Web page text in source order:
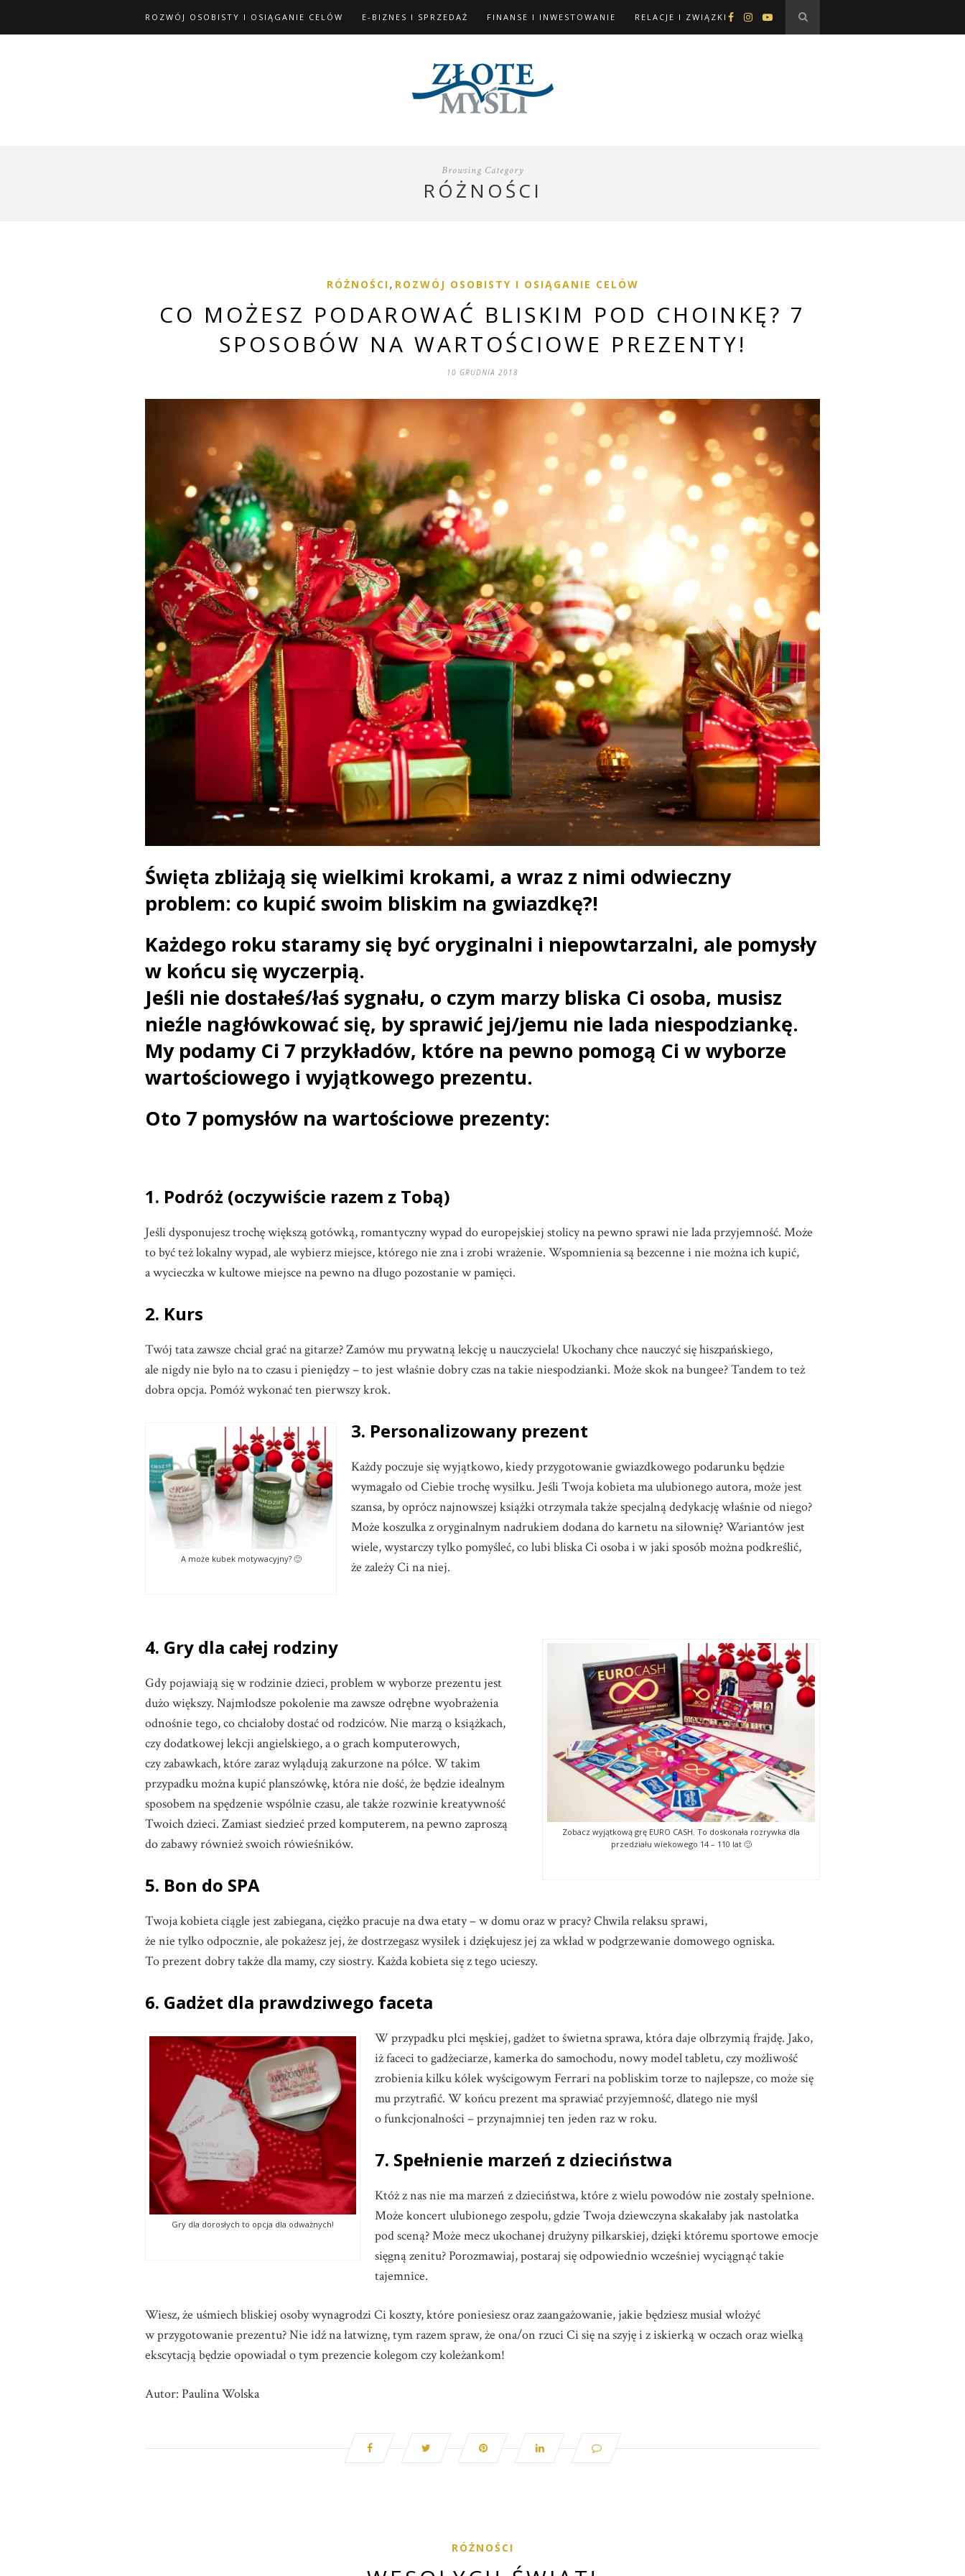
ROZWÓJ OSOBISTY I OSIĄGANIE CELÓW E-BIZNES I SPRZEDAŻ FINANSE I INWESTOWANIE RELACJE I ZWIĄZKI
Browsing Category
RÓŻNOŚCI
RÓŻNOŚCI, ROZWÓJ OSOBISTY I OSIĄGANIE CELÓW
CO MOŻESZ PODAROWAĆ BLISKIM POD CHOINKĘ? 7
SPOSOBÓW NA WARTOŚCIOWE PREZENTY!
10 GRUDNIA 2018
Święta zbliżają się wielkimi krokami, a wraz z nimi odwieczny
problem: co kupić swoim bliskim na gwiazdkę?!
Każdego roku staramy się być oryginalni i niepowtarzalni, ale pomysły
w końcu się wyczerpią.
Jeśli nie dostałeś/łaś sygnału, o czym marzy bliska Ci osoba, musisz
nieźle nagłówkować się, by sprawić jej/jemu nie lada niespodziankę.
My podamy Ci 7 przykładów, które na pewno pomogą Ci w wyborze
wartościowego i wyjątkowego prezentu.
Oto 7 pomysłów na wartościowe prezenty:
1. Podróż (oczywiście razem z Tobą)
Jeśli dysponujesz trochę większą gotówką, romantyczny wypad do europejskiej stolicy na pewno sprawi nie lada przyjemność. Może
to być też lokalny wypad, ale wybierz miejsce, którego nie zna i zrobi wrażenie. Wspomnienia są bezcenne i nie można ich kupić,
a wycieczka w kultowe miejsce na pewno na długo pozostanie w pamięci.
2. Kurs
Twój tata zawsze chciał grać na gitarze? Zamów mu prywatną lekcję u nauczyciela! Ukochany chce nauczyć się hiszpańskiego,
ale nigdy nie było na to czasu i pieniędzy – to jest właśnie dobry czas na takie niespodzianki. Może skok na bungee? Tandem to też
dobra opcja. Pomóż wykonać ten pierwszy krok.
A może kubek motywacyjny? 🙂
3. Personalizowany prezent
Każdy poczuje się wyjątkowo, kiedy przygotowanie gwiazdkowego podarunku będzie
wymagało od Ciebie trochę wysiłku. Jeśli Twoja kobieta ma ulubionego autora, może jest
szansa, by oprócz najnowszej książki otrzymała także specjalną dedykację właśnie od niego?
Może koszulka z oryginalnym nadrukiem dodana do karnetu na siłownię? Wariantów jest
wiele, wystarczy tylko pomyśleć, co lubi bliska Ci osoba i w jaki sposób można podkreślić,
że zależy Ci na niej.
Zobacz wyjątkową grę EURO CASH. To doskonała rozrywka dla
przedziału wiekowego 14 – 110 lat 🙂
4. Gry dla całej rodziny
Gdy pojawiają się w rodzinie dzieci, problem w wyborze prezentu jest
dużo większy. Najmłodsze pokolenie ma zawsze odrębne wyobrażenia
odnośnie tego, co chciałoby dostać od rodziców. Nie marzą o książkach,
czy dodatkowej lekcji angielskiego, a o grach komputerowych,
czy zabawkach, które zaraz wylądują zakurzone na półce. W takim
przypadku można kupić planszówkę, która nie dość, że będzie idealnym
sposobem na spędzenie wspólnie czasu, ale także rozwinie kreatywność
Twoich dzieci. Zamiast siedzieć przed komputerem, na pewno zaproszą
do zabawy również swoich rówieśników.
5. Bon do SPA
Twoja kobieta ciągle jest zabiegana, ciężko pracuje na dwa etaty – w domu oraz w pracy? Chwila relaksu sprawi,
że nie tylko odpocznie, ale pokażesz jej, że dostrzegasz wysiłek i dziękujesz jej za wkład w podgrzewanie domowego ogniska.
To prezent dobry także dla mamy, czy siostry. Każda kobieta się z tego ucieszy.
6. Gadżet dla prawdziwego faceta
Gry dla dorosłych to opcja dla odważnych!
W przypadku płci męskiej, gadżet to świetna sprawa, która daje olbrzymią frajdę. Jako,
iż faceci to gadżeciarze, kamerka do samochodu, nowy model tabletu, czy możliwość
zrobienia kilku kółek wyścigowym Ferrari na pobliskim torze to najlepsze, co może się
mu przytrafić. W końcu prezent ma sprawiać przyjemność, dlatego nie myśl
o funkcjonalności – przynajmniej ten jeden raz w roku.
7. Spełnienie marzeń z dzieciństwa
Któż z nas nie ma marzeń z dzieciństwa, które z wielu powodów nie zostały spełnione.
Może koncert ulubionego zespołu, gdzie Twoja dziewczyna skakałaby jak nastolatka
pod sceną? Może mecz ukochanej drużyny piłkarskiej, dzięki któremu sportowe emocje
sięgną zenitu? Porozmawiaj, postaraj się odpowiednio wcześniej wyciągnąć takie
tajemnice.
Wiesz, że uśmiech bliskiej osoby wynagrodzi Ci koszty, które poniesiesz oraz zaangażowanie, jakie będziesz musiał włożyć
w przygotowanie prezentu? Nie idź na łatwiznę, tym razem spraw, że ona/on rzuci Ci się na szyję i z iskierką w oczach oraz wielką
ekscytacją będzie opowiadał o tym prezencie kolegom czy koleżankom!
Autor: Paulina Wolska
RÓŻNOŚCI